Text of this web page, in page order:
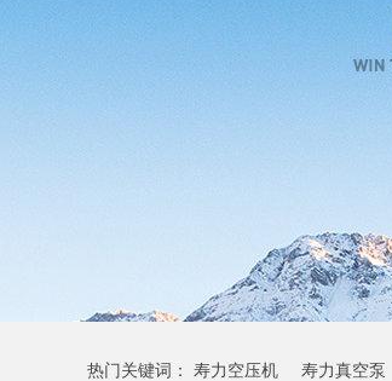
热门关键词： 寿力空压机 寿力真空泵